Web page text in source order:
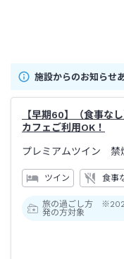
施設からのお知らせ
【早期60】（食事な
カフェご利用OK！
プレミアムツイン 禁
ツイン 食事
旅の過ごし方
発の方対象